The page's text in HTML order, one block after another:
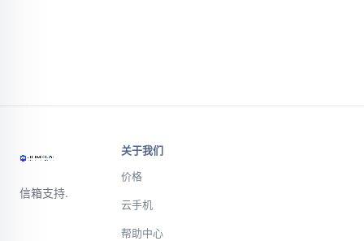
信箱支持.
关于我们
价格
云手机
帮助中心